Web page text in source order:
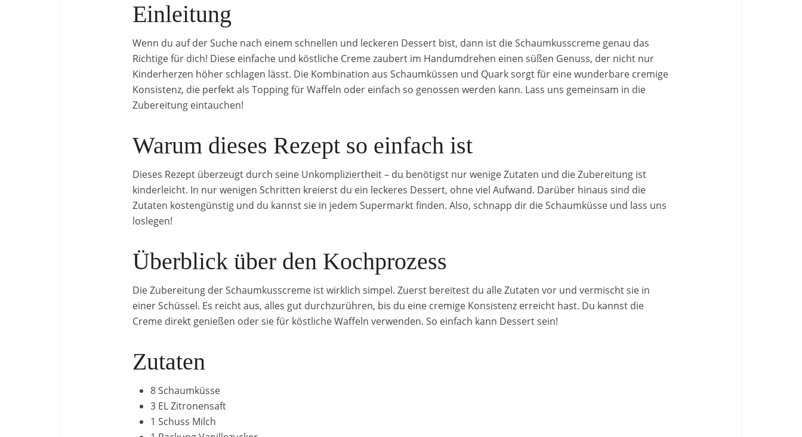
Einleitung
Wenn du auf der Suche nach einem schnellen und leckeren Dessert bist, dann ist die Schaumkusscreme genau das
Richtige für dich! Diese einfache und köstliche Creme zaubert im Handumdrehen einen süßen Genuss, der nicht nur
Kinderherzen höher schlagen lässt. Die Kombination aus Schaumküssen und Quark sorgt für eine wunderbare cremige
Konsistenz, die perfekt als Topping für Waffeln oder einfach so genossen werden kann. Lass uns gemeinsam in die
Zubereitung eintauchen!
Warum dieses Rezept so einfach ist
Dieses Rezept überzeugt durch seine Unkompliziertheit – du benötigst nur wenige Zutaten und die Zubereitung ist
kinderleicht. In nur wenigen Schritten kreierst du ein leckeres Dessert, ohne viel Aufwand. Darüber hinaus sind die
Zutaten kostengünstig und du kannst sie in jedem Supermarkt finden. Also, schnapp dir die Schaumküsse und lass uns
loslegen!
Überblick über den Kochprozess
Die Zubereitung der Schaumkusscreme ist wirklich simpel. Zuerst bereitest du alle Zutaten vor und vermischt sie in
einer Schüssel. Es reicht aus, alles gut durchzurühren, bis du eine cremige Konsistenz erreicht hast. Du kannst die
Creme direkt genießen oder sie für köstliche Waffeln verwenden. So einfach kann Dessert sein!
Zutaten
8 Schaumküsse
3 EL Zitronensaft
1 Schuss Milch